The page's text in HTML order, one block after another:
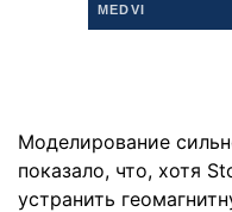
Моделирование
показало, что, хотя
устранить